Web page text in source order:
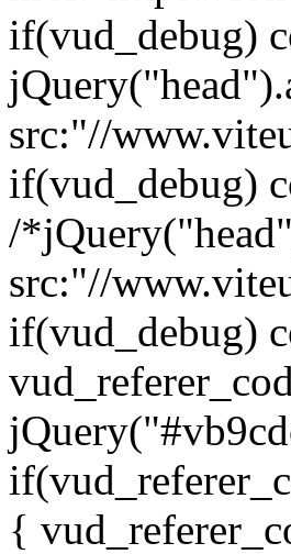
if(vud_debug)
src:"//
if(vud_debug)
/
src:"//
if(vud_debug)
{